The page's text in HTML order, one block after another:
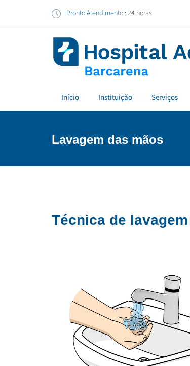
Pronto Atendimento : 24 horas
Início Instituição Serviços
Lavagem das mãos
Técnica de